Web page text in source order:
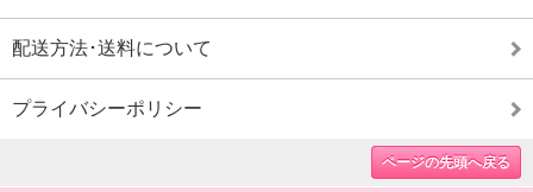
配送方法･送料について
プライバシーポリシー
ページの先頭へ戻る